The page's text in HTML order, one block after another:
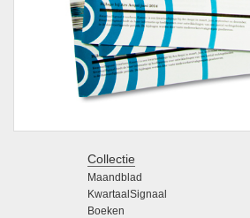
Collectie
Maandblad
KwartaalSignaal
Boeken